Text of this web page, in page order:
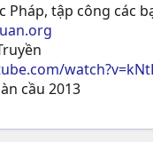
Pháp, tập công các
cầu 2013